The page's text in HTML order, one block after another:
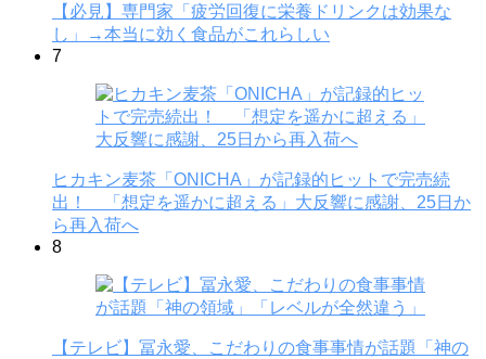
【必見】専門家「疲労回復に栄養ドリンクは効果な
し」→本当に効く食品がこれらしい
7
ヒカキン麦茶「ONICHA」が記録的ヒットで完売続
出！ 「想定を遥かに超える」大反響に感謝、25日か
ら再入荷へ
8
【テレビ】冨永愛、こだわりの食事事情が話題「神の